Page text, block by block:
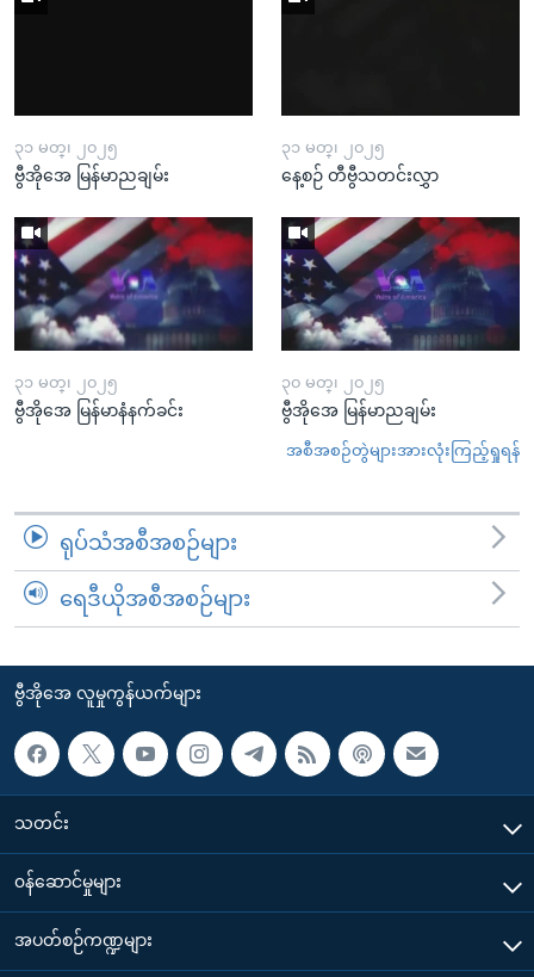
၃၁ မတ္၊ ၂၀၂၅
ဗွီအိုအေ မြန်မာညချမ်း
၃၁ မတ္၊ ၂၀၂၅
နေ့စဉ် တီဗွီသတင်းလွှာ
၃၁ မတ္၊ ၂၀၂၅
ဗွီအိုအေ မြန်မာနံနက်ခင်း
၃၀ မတ္၊ ၂၀၂၅
ဗွီအိုအေ မြန်မာညချမ်း
အစီအစဉ်တွဲများအားလုံးကြည့်ရှုရန်
ရုပ်သံအစီအစဉ်များ
ရေဒီယိုအစီအစဉ်များ
ဗွီအိုအေ လူမှုကွန်ယက်များ
သတင်း
၀န်ဆောင်မှုများ
အပတ်စဉ်ကဏ္ဍများ